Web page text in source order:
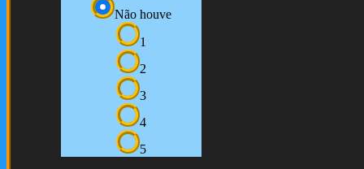
Não houve
1
2
3
4
5